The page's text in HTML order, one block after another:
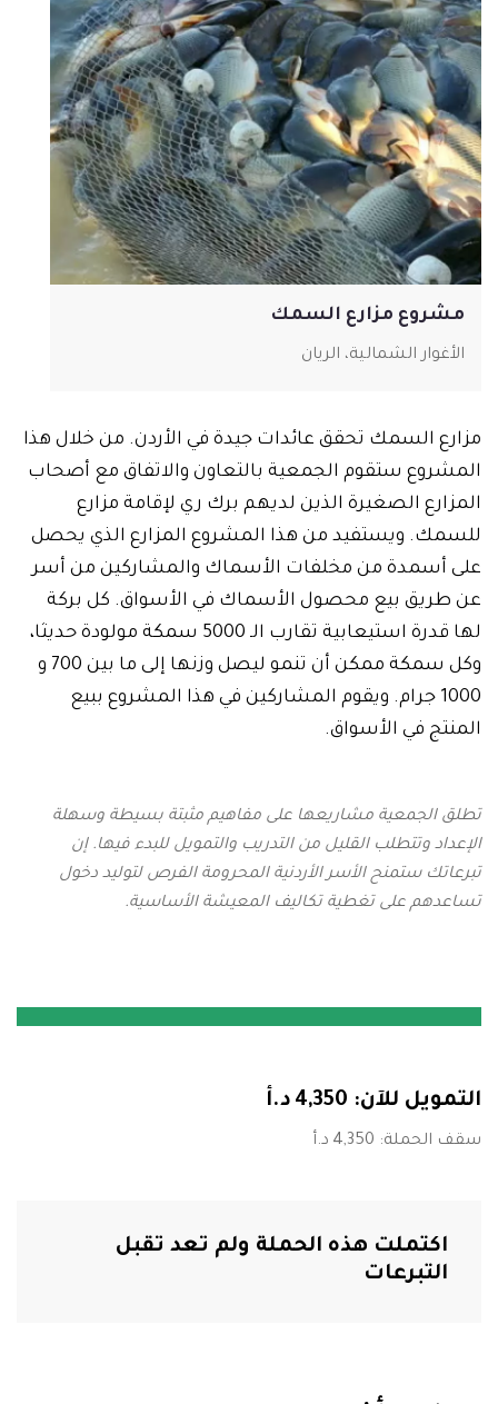
مشروع مزارع السمك
الأغوار الشمالية، الريان
مزارع السمك تحقق عائدات جيدة في الأردن. من خلال هذا
المشروع ستقوم الجمعية بالتعاون والاتفاق مع أصحاب
المزارع الصغيرة الذين لديهم برك ري لإقامة مزارع
للسمك. ويستفيد من هذا المشروع المزارع الذي يحصل
على أسمدة من مخلفات الأسماك والمشاركين من أسر
عن طريق بيع محصول الأسماك في الأسواق. كل بركة
لها قدرة استيعابية تقارب الـ 5000 سمكة مولودة حديثا،
وكل سمكة ممكن أن تنمو ليصل وزنها إلى ما بين 700 و
1000 جرام. ويقوم المشاركين في هذا المشروع ببيع
المنتج في الأسواق.
تطلق الجمعية مشاريعها على مفاهيم مثبتة بسيطة وسهلة
الإعداد وتتطلب القليل من التدريب والتمويل للبدء فيها. إن
تبرعاتك ستمنح الأسر الأردنية المحرومة الفرص لتوليد دخول
تساعدهم على تغطية تكاليف المعيشة الأساسية.
التمويل للآن: 4,350
سقف الحملة: 4,350
اكتملت هذه الحملة ولم تعد تقبل
التبرعات